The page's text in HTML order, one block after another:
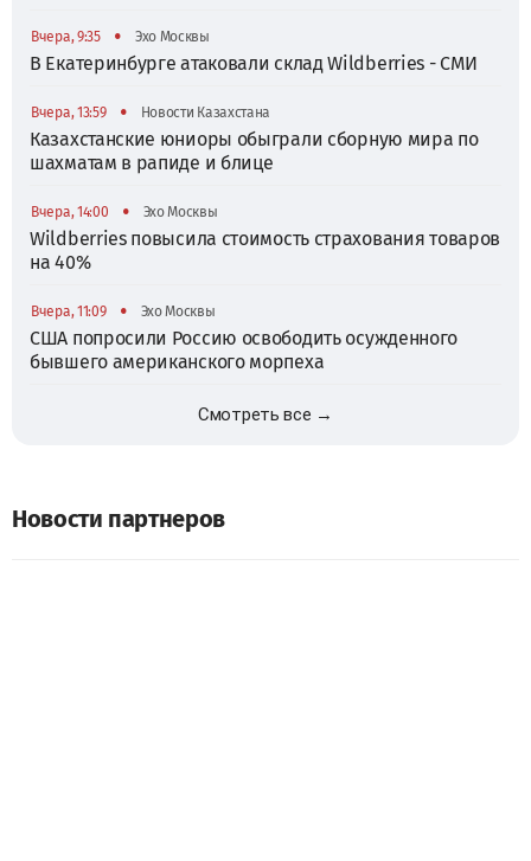
Вчера, 9:35 • Эхо Москвы
В Екатеринбурге атаковали склад Wildberries - СМИ
Вчера, 13:59 • Новости Казахстана
Казахстанские юниоры обыграли сборную мира по
шахматам в рапиде и блице
Вчера, 14:00 • Эхо Москвы
Wildberries повысила стоимость страхования товаров
на 40%
Вчера, 11:09 • Эхо Москвы
США попросили Россию освободить осужденного
бывшего американского морпеха
Смотреть все →
Новости партнеров